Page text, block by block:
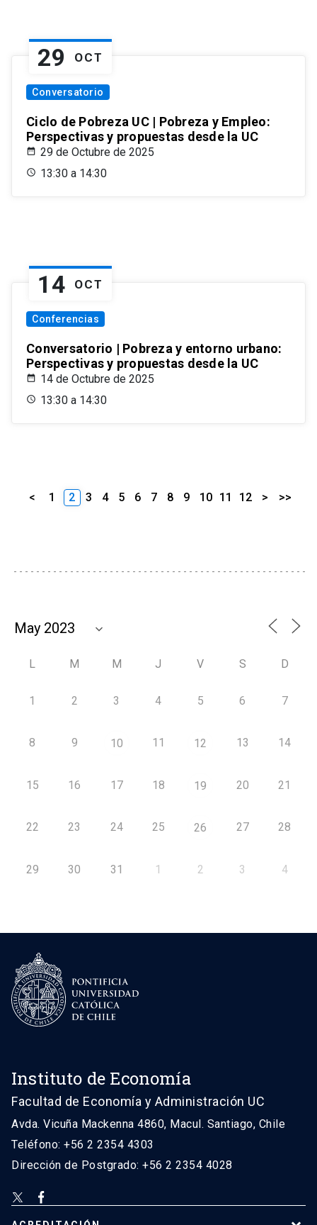
29 OCT
Conversatorio
Ciclo de Pobreza UC | Pobreza y Empleo:
Perspectivas y propuestas desde la UC
29 de Octubre de 2025
13:30 a 14:30
14 OCT
Conferencias
Conversatorio | Pobreza y entorno urbano:
Perspectivas y propuestas desde la UC
14 de Octubre de 2025
13:30 a 14:30
< 1 2 3 4 5 6 7 8 9 10 11 12 > >>
L M M J V S D
1 2 3 4 5 6 7
8 9 10 11 12 13 14
15 16 17 18 19 20 21
22 23 24 25 26 27 28
29 30 31 1 2 3 4
Instituto de Economía
Facultad de Economía y Administración UC
Avda. Vicuña Mackenna 4860, Macul. Santiago, Chile
Teléfono: +56 2 2354 4303
Dirección de Postgrado: +56 2 2354 4028